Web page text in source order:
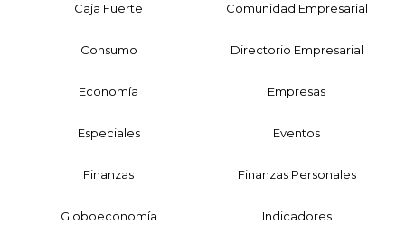
Caja Fuerte Comunidad Empresarial
Consumo Directorio Empresarial
Economía Empresas
Especiales Eventos
Finanzas Finanzas Personales
Globoeconomía Indicadores